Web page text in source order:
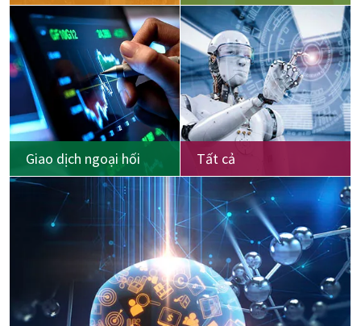
Giao dịch ngoại hối Tất cả